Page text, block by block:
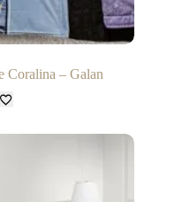
Coralina – Galan